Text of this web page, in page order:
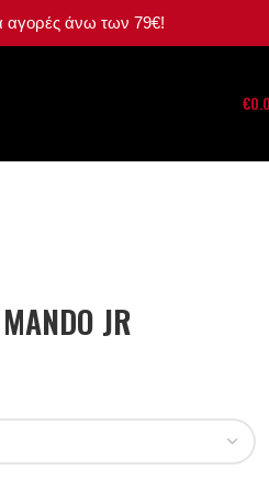
αγορές άνω των 79€!
€
JR